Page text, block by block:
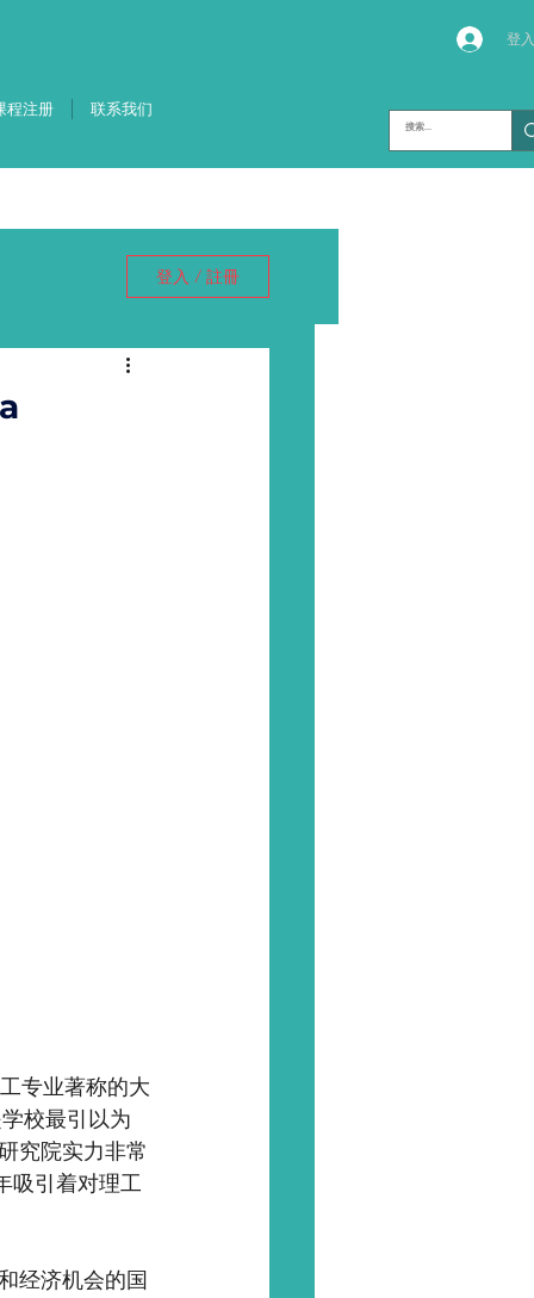
登入
程注册 联系我们
登入 / 註冊
专业著称的大
校最引以为
究院实力非常
吸引着对理工
经济机会的国